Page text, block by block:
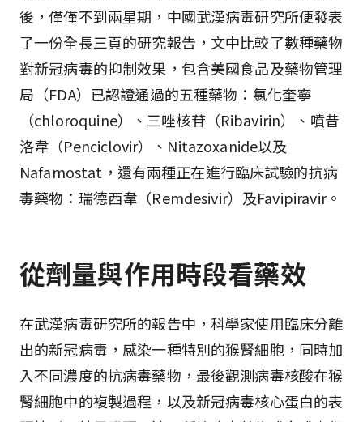
後，僅僅不到兩星期，中國武漢病毒研究所便發表
了一份全長三頁的研究報告，文中比較了數種藥物
對新冠病毒的抑制效果，包含美國食品及藥物管理
局（FDA）已認證通過的五種藥物：氯化奎寧
（chloroquine）、三唑核苷（Ribavirin）、噴昔
洛韋（Penciclovir）、Nitazoxanide以及
Nafamostat，還有兩種正在進行臨床試驗的抗病
毒藥物：瑞德西韋（Remdesivir）及Favipiravir。
從劑量與作用時段看藥效
在武漢病毒研究所的報告中，科學家使用臨床分離
出的新冠病毒，感染一種特別的猴腎細胞，同時加
入不同濃度的抗病毒藥物，最後觀測病毒核酸在猴
腎細胞中的複製過程，以及新冠病毒核心蛋白的表